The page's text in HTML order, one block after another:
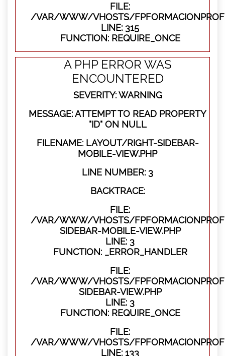
FILE:
/VAR/WWW/VHOSTS/
LINE: 315
FUNCTION: REQUIRE_ONCE
A PHP ERROR WAS
ENCOUNTERED
SEVERITY: WARNING
MESSAGE: ATTEMPT TO READ PROPERTY
"ID" ON NULL
FILENAME: LAYOUT/RIGHT-SIDEBAR-
MOBILE-VIEW.PHP
LINE NUMBER: 3
BACKTRACE:
FILE:
/VAR/WWW/VHOSTS/
SIDEBAR-MOBILE-VIEW.PHP
LINE: 3
FUNCTION: _ERROR_HANDLER
FILE:
/VAR/WWW/VHOSTS/
SIDEBAR-VIEW.PHP
LINE: 3
FUNCTION: REQUIRE_ONCE
FILE:
/VAR/WWW/VHOSTS/
LINE: 133